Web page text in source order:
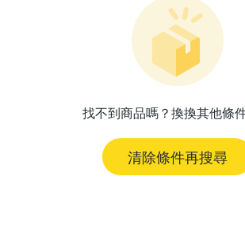
找不到商品嗎？換換其他條
清除條件再搜尋